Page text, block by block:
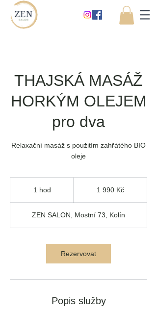
THAJSKÁ MASÁŽ
HORKÝM OLEJEM
pro dva
Relaxační masáž s použitím zahřátého BIO
oleje
1 hod 1 990 Kč
ZEN SALON, Mostní 73, Kolín
Rezervovat
Popis služby